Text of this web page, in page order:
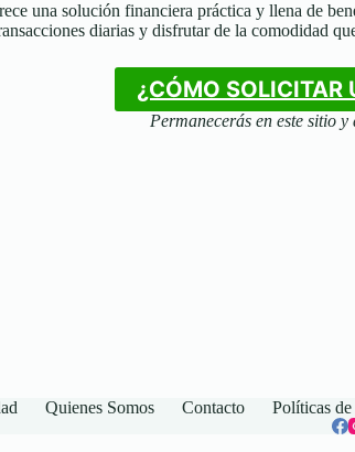
una solución financiera práctica y llena de
diarias y disfrutar de la comodidad
¿CÓMO SOLICITAR
Permanecerás en este sitio
Quienes Somos Contacto Políticas